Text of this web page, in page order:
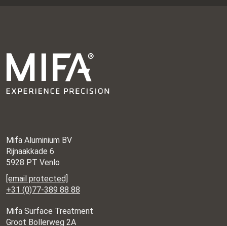
Mifa Aluminium BV
Rijnaakkade 6
5928 PT Venlo
[email protected]
+31 (0)77-389 88 88
Mifa Surface Treatment
Groot Bollerweg 2A